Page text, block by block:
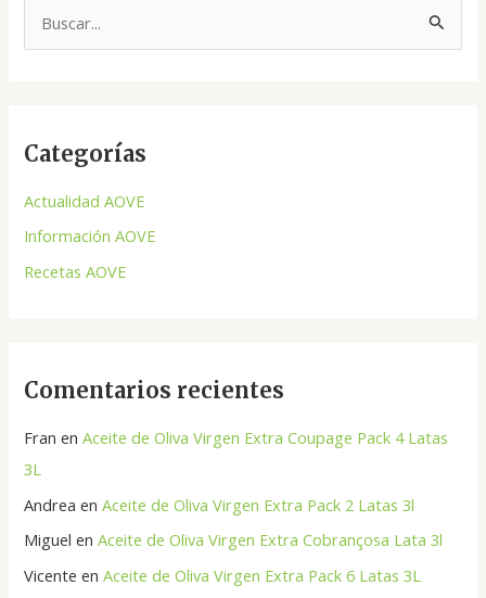
a
o
r
Categorías
Actualidad AOVE
Información AOVE
Recetas AOVE
Comentarios recientes
Fran enAceite de Oliva Virgen Extra Coupage Pack 4 Latas
3L
Andrea enAceite de Oliva Virgen Extra Pack 2 Latas 3l
Miguel enAceite de Oliva Virgen Extra Cobrançosa Lata 3l
Vicente enAceite de Oliva Virgen Extra Pack 6 Latas 3L